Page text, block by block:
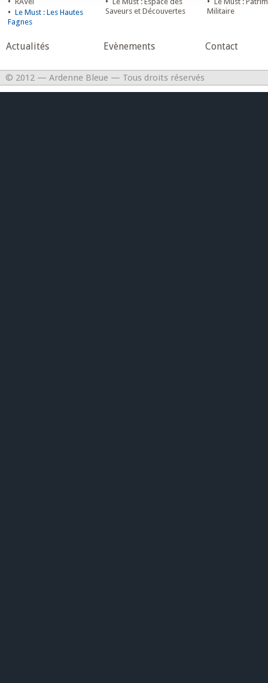
• Le Must : Les Hautes
Fagnes
Saveurs et Découvertes Militaire
Actualités Evènements Contact
© 2012 — Ardenne Bleue — Tous droits réservés